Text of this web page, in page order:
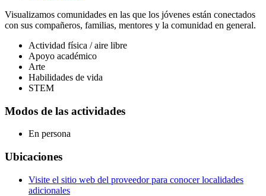
Visualizamos comunidades en las que los jóvenes están conectados
con sus compañeros, familias, mentores y la comunidad en general.
Actividad física / aire libre
Apoyo académico
Arte
Habilidades de vida
STEM
Modos de las actividades
En persona
Ubicaciones
Visite el sitio web del proveedor para conocer localidades
adicionales